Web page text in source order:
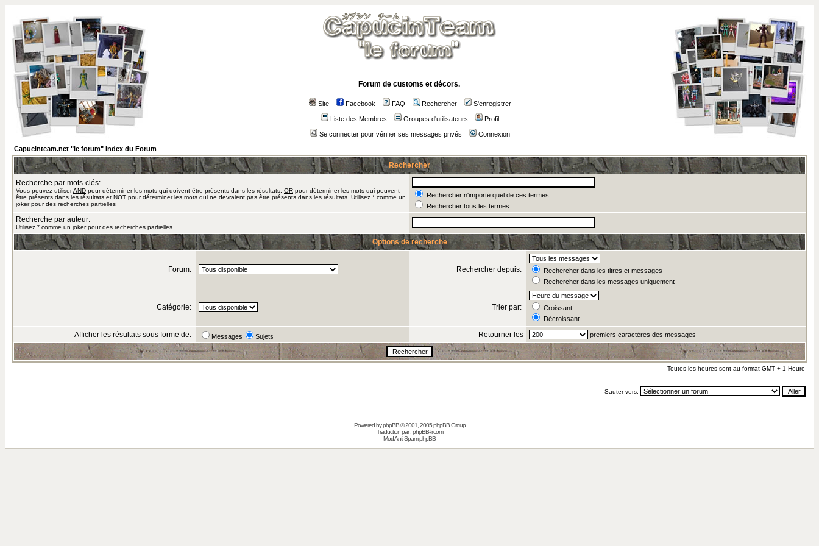
Forum de customs et décors.
Site Facebook FAQ Rechercher S'enregistrer
Liste des Membres Groupes d'utilisateurs Profil
Se connecter pour vérifier ses messages privés
Connexion
Capucinteam.net "le forum" Index du Forum
Rechercher
Recherche par mots-clés:
Vous pouvez utiliserAND pour déterminer les mots qui doivent être présents dans les résultats, OR pour déterminer les mots qui peuvent
être présents dans les résultats et NOT pour déterminer les mots qui ne devraient pas être présents dans les résultats. Utilisez * comme un
joker pour des recherches partielles
Rechercher n'importe quel de ces termes
Rechercher tous les termes
Recherche par auteur:
Utilisez * comme un joker pour des recherches partielles
Options de recherche
Forum: Rechercher depuis:
Rechercher dans les titres et messages
Rechercher dans les messages uniquement
Catégorie: Trier par:
Croissant
Décroissant
Afficher les résultats sous forme de: Messages Sujets Retourner les premiers caractères des messages
Toutes les heures sont au format GMT + 1 Heure
Sauter vers:
Powered byphpBB© 2001, 2005 phpBB Group
Traduction par :phpBB-fr.com
Mod Anti-Spam phpBB